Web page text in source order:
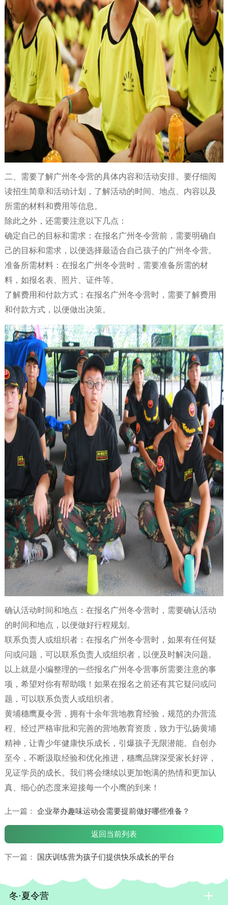
二、需要了解广州冬令营的具体内容和活动安排。要仔细阅
读招生简章和活动计划，了解活动的时间、地点、内容以及
所需的材料和费用等信息。
除此之外，还需要注意以下几点：
确定自己的目标和需求：在报名广州冬令营前，需要明确自
己的目标和需求，以便选择最适合自己孩子的广州冬令营。
准备所需材料：在报名广州冬令营时，需要准备所需的材
料，如报名表、照片、证件等。
了解费用和付款方式：在报名广州冬令营时，需要了解费用
和付款方式，以便做出决策。
确认活动时间和地点：在报名广州冬令营时，需要确认活动
的时间和地点，以便做好行程规划。
联系负责人或组织者：在报名广州冬令营时，如果有任何疑
问或问题，可以联系负责人或组织者，以便及时解决问题。
以上就是小编整理的一些报名广州冬令营事所需要注意的事
项，希望对你有帮助哦！如果在报名之前还有其它疑问或问
题，可以联系负责人或组织者。
黄埔穗鹰夏令营，拥有十余年营地教育经验，规范的办营流
程、经过严格审批和完善的营地教育资质，致力于弘扬黄埔
精神，让青少年健康快乐成长，引爆孩子无限潜能。自创办
至今，不断汲取经验和优化推进，穗鹰品牌深受家长好评，
见证学员的成长。我们将会继续以更加饱满的热情和更加认
真、细心的态度来迎接每一个小鹰的到来！
上一篇： 企业举办趣味运动会需要提前做好哪些准备？
返回当前列表
下一篇： 国庆训练营为孩子们提供快乐成长的平台
冬·夏令营